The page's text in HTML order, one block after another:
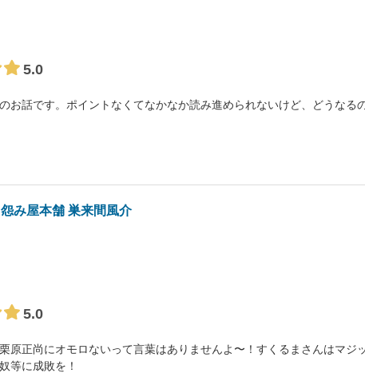
5.0
お話です。ポイントなくてなかなか読み進められないけど、どうなる
怨み屋本舗 巣来間風介
5.0
原正尚にオモロないって言葉はありませんよ〜！すくるまさんはマジ
等に成敗を！